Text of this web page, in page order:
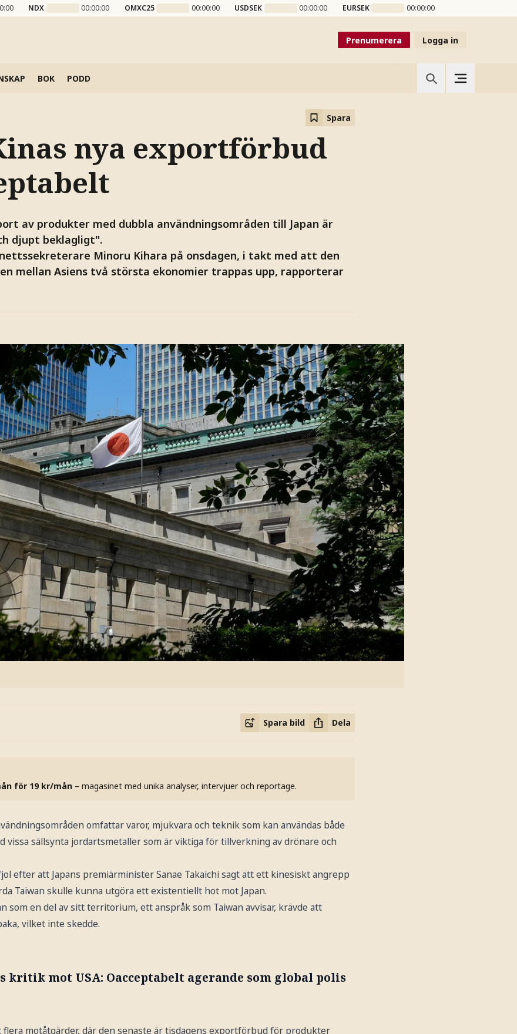
NDX 00:00:00 OMXC25 00:00:00 USDSEK 00:00:00 EURSEK 00:00:00
Prenumerera Logga in
BOK PODD
Spara
nya exportförbud
av produkter med dubbla användningsområden till Japan är
djupt beklagligt".
Minoru Kihara på onsdagen, i takt med att den
mellan Asiens två största ekonomier trappas upp, rapporterar
Spara bild Dela
för 19 kr/mån – magasinet med unika analyser, intervjuer och reportage.
omfattar varor, mjukvara och teknik som kan användas både
vissa sällsynta jordartsmetaller som är viktiga för tillverkning av drönare och
efter att Japans premiärminister Sanae Takaichi sagt att ett kinesiskt angrepp
Taiwan skulle kunna utgöra ett existentiellt hot mot Japan.
som en del av sitt territorium, ett anspråk som Taiwan avvisar, krävde att
vilket inte skedde.
kritik mot USA: Oacceptabelt agerande som global polis
flera motåtgärder, där den senaste är tisdagens exportförbud för produkter